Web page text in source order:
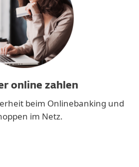
online zahlen
beim Onlinebanking und
im Netz.